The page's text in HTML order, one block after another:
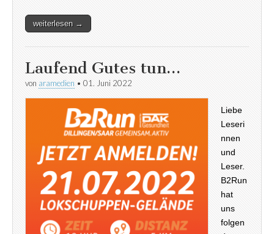
weiterlesen →
Laufend Gutes tun…
von aramedien • 01. Juni 2022
Liebe
Leseri
nnen
und
Leser.
B2Run
hat
uns
folgen